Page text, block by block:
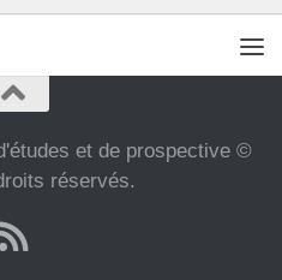
et de prospective ©
réservés.